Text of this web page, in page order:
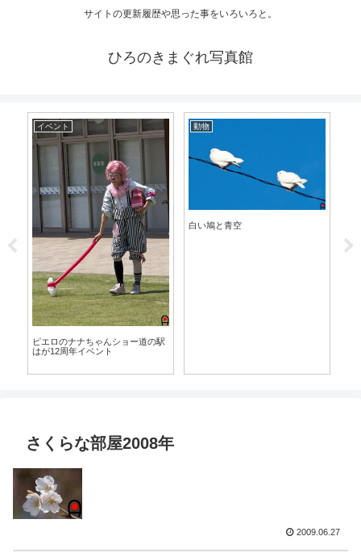
サイトの更新履歴や思った事をいろいろと。
ひろのきまぐれ写真館
イベント
ピエロのナナちゃんショー道の駅
はが12周年イベント
動物
白い鳩と青空
さくらな部屋2008年
2009.06.27